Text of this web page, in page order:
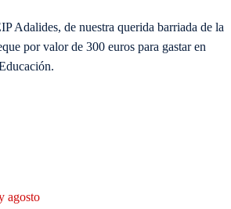
Adalides, de nuestra querida barriada de la
por valor de 300 euros para gastar en
agosto